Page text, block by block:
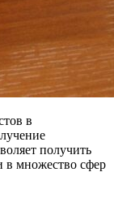
в
получить
в множество сфер